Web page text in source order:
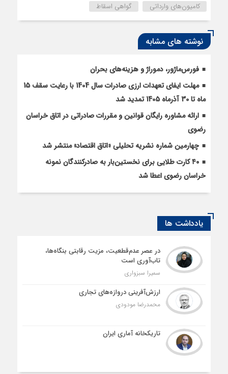
کامیون‌های وارداتی گواهی اسقاط
نوشته های مشابه
فورس‌ماژور، دموراژ و هزینه‌های بحران
مهلت ایفای تعهدات ارزی صادرات سال 1404 با رعایت سقف 15
ماه تا 30 آذرماه 1405 تمدید شد
ارائه مشاوره رایگان قوانین و مقررات صادراتی در اتاق خراسان
رضوی
چهارمین شماره نشریه تحلیلی «اتاق اقتصاد» منتشر شد
۴۰ کارت طلایی برای نخستین‌بار به صادرکنندگان نمونه
خراسان رضوی اعطا شد
یادداشت ها
در عصر عدم‌قطعیت، مزیت رقابتی بنگاه‌ها،
تاب‌آوری است
سمیرا سبزواری
ارزش‌آفرینی دروازه‌های تجاری
محمدرضا مودودی
تاریکخانه آماری ایران